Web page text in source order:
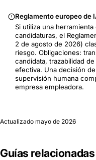
Reglamento europeo de
Si utiliza una
candidaturas, el
2 de agosto de 2026)
riesgo. Obligaciones:
candidata, trazabilidad
efectiva. Una decisión
supervisión humana
empresa empleadora.
Actualizado mayo de 2026
Guías relacionadas